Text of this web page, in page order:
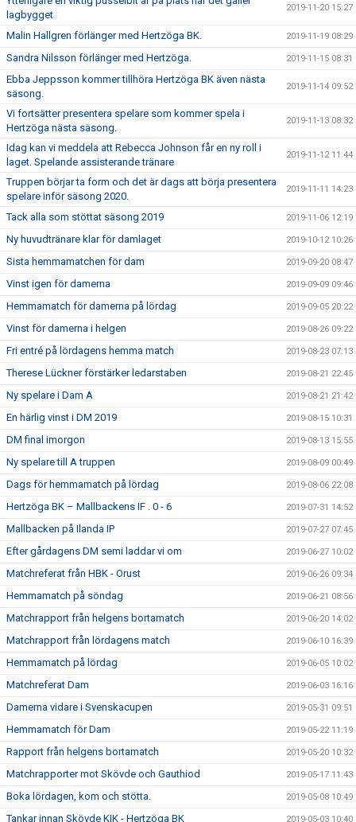
lagbygget
2019-11-20 15:27
Malin Hallgren förlänger med Hertzöga BK. 2019-11-19 08:29
Sandra Nilsson förlänger med Hertzöga. 2019-11-15 08:31
Ebba Jeppsson kommer tillhöra Hertzöga BK även nästa
säsong.
2019-11-14 09:52
Vi fortsätter presentera spelare som kommer spela i
Hertzöga nästa säsong.
2019-11-13 08:32
Idag kan vi meddela att Rebecca Johnson får en ny roll i
laget. Spelande assisterande tränare
2019-11-12 11:44
Truppen börjar ta form och det är dags att börja presentera
spelare inför säsong 2020.
2019-11-11 14:23
Tack alla som stöttat säsong 2019 2019-11-06 12:19
Ny huvudtränare klar för damlaget 2019-10-12 10:26
Sista hemmamatchen för dam 2019-09-20 08:47
Vinst igen för damerna 2019-09-09 09:46
Hemmamatch för damerna på lördag 2019-09-05 20:22
Vinst för damerna i helgen 2019-08-26 09:22
Fri entré på lördagens hemma match 2019-08-23 07:13
Therese Lückner förstärker ledarstaben 2019-08-21 22:45
Ny spelare i Dam A 2019-08-21 21:42
En härlig vinst i DM 2019 2019-08-15 10:31
DM final imorgon 2019-08-13 15:55
Ny spelare till A truppen 2019-08-09 00:49
Dags för hemmamatch på lördag 2019-08-06 22:08
Hertzöga BK – Mallbackens IF . 0 - 6 2019-07-31 14:52
Mallbacken på Ilanda IP 2019-07-27 07:45
Efter gårdagens DM semi laddar vi om 2019-06-27 10:02
Matchreferat från HBK - Orust 2019-06-26 09:34
Hemmamatch på söndag 2019-06-21 08:56
Matchrapport från helgens bortamatch 2019-06-20 14:02
Matchrapport från lördagens match 2019-06-10 16:39
Hemmamatch på lördag 2019-06-05 10:02
Matchreferat Dam 2019-06-03 16:16
Damerna vidare i Svenskacupen 2019-05-31 09:51
Hemmamatch för Dam 2019-05-22 11:19
Rapport från helgens bortamatch 2019-05-20 10:32
Matchrapporter mot Skövde och Gauthiod 2019-05-17 11:43
Boka lördagen, kom och stötta. 2019-05-08 10:49
Tankar innan Skövde KIK - Hertzöga BK 2019-05-03 10:40